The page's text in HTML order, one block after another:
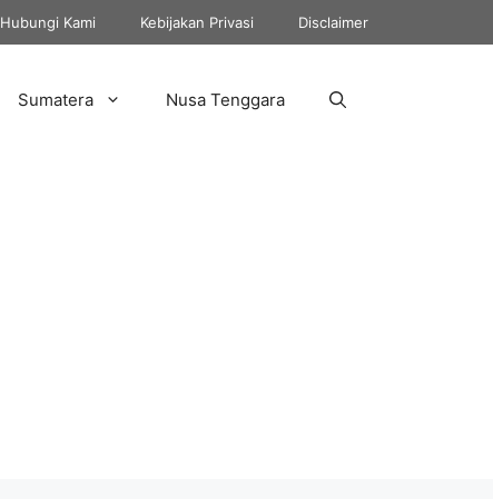
Hubungi Kami Kebijakan Privasi Disclaimer
Sumatera Nusa Tenggara